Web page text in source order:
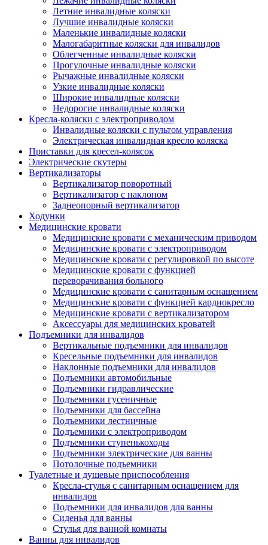
Летние инвалидные коляски
Лучшие инвалидные коляски
Маленькие инвалидные коляски
Малогабаритные коляски для инвалидов
Облегченные инвалидные коляски
Прогулочные инвалидные коляски
Рычажные инвалидные коляски
Узкие инвалидные коляски
Широкие инвалидные коляски
Недорогие инвалидные коляски
Кресла-коляски с электроприводом
Инвалидные коляски с пультом управления
Электрическая инвалидная кресло коляска
Приставки для кресел-колясок
Электрические скутеры
Вертикализаторы
Вертикализатор поворотный
Вертикализатор с наклоном
Заднеопорный вертикализатор
Ходунки
Медицинские кровати
Медицинские кровати с механическим приводом
Медицинские кровати с электроприводом
Медицинские кровати с регулировкой по высоте
Медицинские кровати с функцией
переворачивания больного
Медицинские кровати с санитарным оснащением
Медицинские кровати с функцией кардиокресло
Медицинские кровати с вертикализатором
Аксессуары для медицинских кроватей
Подъемники для инвалидов
Вертикальные подъемники для инвалидов
Кресельные подъемники для инвалидов
Наклонные подъемники для инвалидов
Подъемники автомобильные
Подъемники гидравлические
Подъемники гусеничные
Подъемники для бассейна
Подъемники лестничные
Подъемники с электроприводом
Подъемники ступенькоходы
Подъемники электрические для ванны
Потолочные подъемники
Туалетные и душевые приспособления
Кресла-стулья с санитарным оснащением для
инвалидов
Подъемники для инвалидов для ванны
Сиденья для ванны
Стулья для ванной комнаты
Ванны для инвалидов